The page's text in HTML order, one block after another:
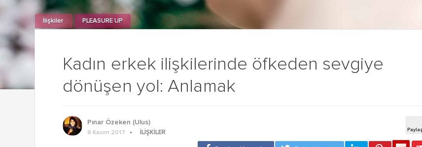
Kadın erkek ilişkilerinde öfkeden sevgiye
dönüşen yol: Anlamak
İlişkiler PLEASURE UP
Pınar Özeken (Ulus)
8 Kasım 2017 İLIŞKILER